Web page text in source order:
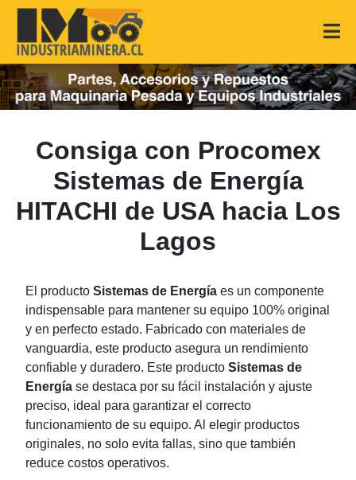
Consiga con Procomex
Sistemas de Energía
HITACHI de USA hacia Los
Lagos
El producto Sistemas de Energía es un componente
indispensable para mantener su equipo 100% original
y en perfecto estado. Fabricado con materiales de
vanguardia, este producto asegura un rendimiento
confiable y duradero. Este producto Sistemas de
Energía se destaca por su fácil instalación y ajuste
preciso, ideal para garantizar el correcto
funcionamiento de su equipo. Al elegir productos
originales, no solo evita fallas, sino que también
reduce costos operativos.